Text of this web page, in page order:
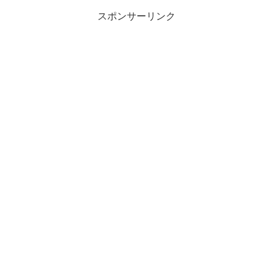
スポンサーリンク